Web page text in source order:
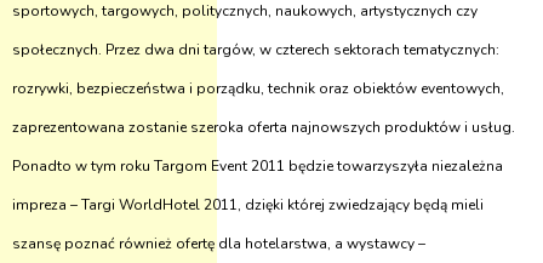
sportowych, targowych, politycznych, naukowych, artystycznych czy
społecznych. Przez dwa dni targów, w czterech sektorach tematycznych:
rozrywki, bezpieczeństwa i porządku, technik oraz obiektów eventowych,
zaprezentowana zostanie szeroka oferta najnowszych produktów i usług.
Ponadto w tym roku Targom Event 2011 będzie towarzyszyła niezależna
impreza – Targi WorldHotel 2011, dzięki której zwiedzający będą mieli
szansę poznać również ofertę dla hotelarstwa, a wystawcy –